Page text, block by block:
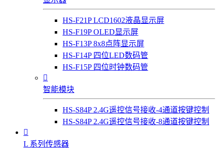
HS-F21P LCD1602液晶显示屏
HS-F19P OLED显示屏
HS-F13P 8x8点阵显示屏
HS-F14P 四位LED数码管
HS-F15P 四位时钟数码管

智能模块
HS-S84P 2.4G遥控信号接收-4通道按键控制
HS-S84P 2.4G遥控信号接收-8通道按键控制

L 系列传感器